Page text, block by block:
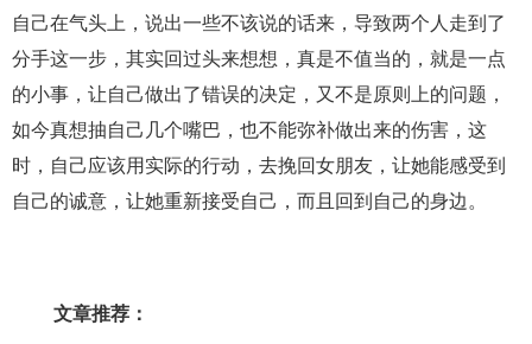
自己在气头上，说出一些不该说的话来，导致两个人走到了
分手这一步，其实回过头来想想，真是不值当的，就是一点
的小事，让自己做出了错误的决定，又不是原则上的问题，
如今真想抽自己几个嘴巴，也不能弥补做出来的伤害，这
时，自己应该用实际的行动，去挽回女朋友，让她能感受到
自己的诚意，让她重新接受自己，而且回到自己的身边。
文章推荐：